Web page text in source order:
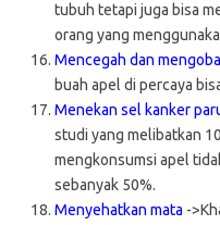
tubuh tetapi juga bisa
orang yang
Mencegah dan
buah apel di percaya
Menekan sel kanker
studi yang melibatkan
mengkonsumsi apel
sebanyak 50%.
Menyehatkan mata -